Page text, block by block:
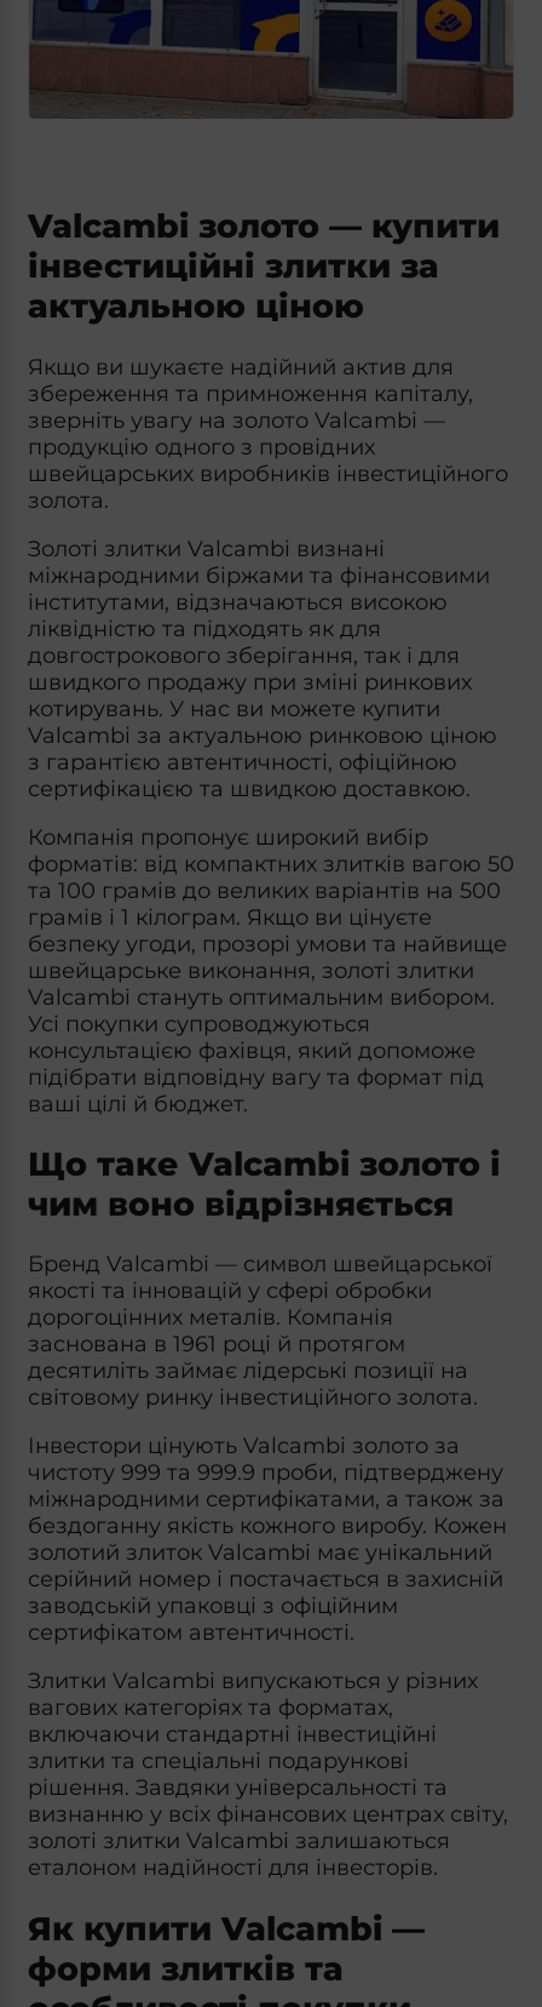
Valcambi золото — купити
інвестиційні злитки за
актуальною ціною
Якщо ви шукаєте надійний актив для
збереження та примноження капіталу,
зверніть увагу на золото Valcambi —
продукцію одного з провідних
швейцарських виробників інвестиційного
золота.
Золоті злитки Valcambi визнані
міжнародними біржами та фінансовими
інститутами, відзначаються високою
ліквідністю та підходять як для
довгострокового зберігання, так і для
швидкого продажу при зміні ринкових
котирувань. У нас ви можете купити
Valcambi за актуальною ринковою ціною
з гарантією автентичності, офіційною
сертифікацією та швидкою доставкою.
Компанія пропонує широкий вибір
форматів: від компактних злитків вагою 50
та 100 грамів до великих варіантів на 500
грамів і 1 кілограм. Якщо ви цінуєте
безпеку угоди, прозорі умови та найвище
швейцарське виконання, золоті злитки
Valcambi стануть оптимальним вибором.
Усі покупки супроводжуються
консультацією фахівця, який допоможе
підібрати відповідну вагу та формат під
ваші цілі й бюджет.
Що таке Valcambi золото і
чим воно відрізняється
Бренд Valcambi — символ швейцарської
якості та інновацій у сфері обробки
дорогоцінних металів. Компанія
заснована в 1961 році й протягом
десятиліть займає лідерські позиції на
світовому ринку інвестиційного золота.
Інвестори цінують Valcambi золото за
чистоту 999 та 999.9 проби, підтверджену
міжнародними сертифікатами, а також за
бездоганну якість кожного виробу. Кожен
золотий злиток Valcambi має унікальний
серійний номер і постачається в захисній
заводській упаковці з офіційним
сертифікатом автентичності.
Злитки Valcambi випускаються у різних
вагових категоріях та форматах,
включаючи стандартні інвестиційні
злитки та спеціальні подарункові
рішення. Завдяки універсальності та
визнанню у всіх фінансових центрах світу,
золоті злитки Valcambi залишаються
еталоном надійності для інвесторів.
Як купити Valcambi —
форми злитків та